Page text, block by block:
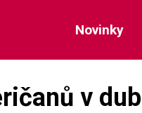
Novinky
v